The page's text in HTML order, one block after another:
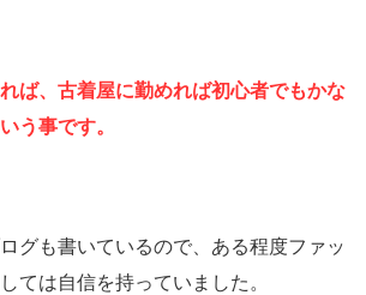
ば、古着屋に勤めれば初心者でもかな
う事です。
グも書いているので、ある程度ファッ
ては自信を持っていました。